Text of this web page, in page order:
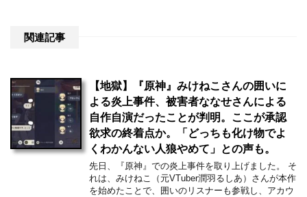
関連記事
【地獄】『原神』みけねこさんの囲いに
よる炎上事件、被害者ななせさんによる
自作自演だったことが判明。ここが承認
欲求の終着点か。「どっちも化け物でよ
くわかんない人狼やめて」との声も。
先日、『原神』での炎上事件を取り上げました。 そ
れは、みけねこ（元VTuber潤羽るしあ）さんが本作
を始めたことで、囲いのリスナーも参戦し、アカウ